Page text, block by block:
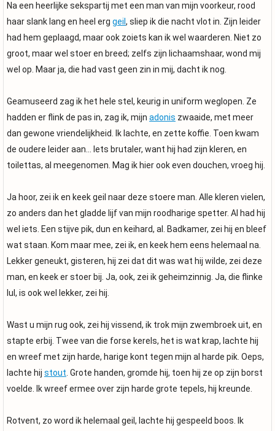
Na een heerlijke sekspartij met een man van mijn voorkeur, rood
haar slank lang en heel erg geil , sliep ik die nacht vlot in. Zijn leider
had hem geplaagd, maar ook zoiets kan ik wel waarderen. Niet zo
groot, maar wel stoer en breed; zelfs zijn lichaamshaar, wond mij
wel op. Maar ja, die had vast geen zin in mij, dacht ik nog.
Geamuseerd zag ik het hele stel, keurig in uniform weglopen. Ze
hadden er flink de pas in, zag ik, mijn adonis zwaaide, met meer
dan gewone vriendelijkheid. Ik lachte, en zette koffie. Toen kwam
de oudere leider aan… Iets brutaler, want hij had zijn kleren, en
toilettas, al meegenomen. Mag ik hier ook even douchen, vroeg hij.
Ja hoor, zei ik en keek geil naar deze stoere man. Alle kleren vielen,
zo anders dan het gladde lijf van mijn roodharige spetter. Al had hij
wel iets. Een stijve pik, dun en keihard, al. Badkamer, zei hij en bleef
wat staan. Kom maar mee, zei ik, en keek hem eens helemaal na.
Lekker geneukt, gisteren, hij zei dat dit was wat hij wilde, zei deze
man, en keek er stoer bij. Ja, ook, zei ik geheimzinnig. Ja, die flinke
lul, is ook wel lekker, zei hij.
Wast u mijn rug ook, zei hij vissend, ik trok mijn zwembroek uit, en
stapte erbij. Twee van die forse kerels, het is wat krap, lachte hij
en wreef met zijn harde, harige kont tegen mijn al harde pik. Oeps,
lachte hij stout . Grote handen, gromde hij, toen hij ze op zijn borst
voelde. Ik wreef ermee over zijn harde grote tepels, hij kreunde.
Rotvent, zo word ik helemaal geil, lachte hij gespeeld boos. Ik